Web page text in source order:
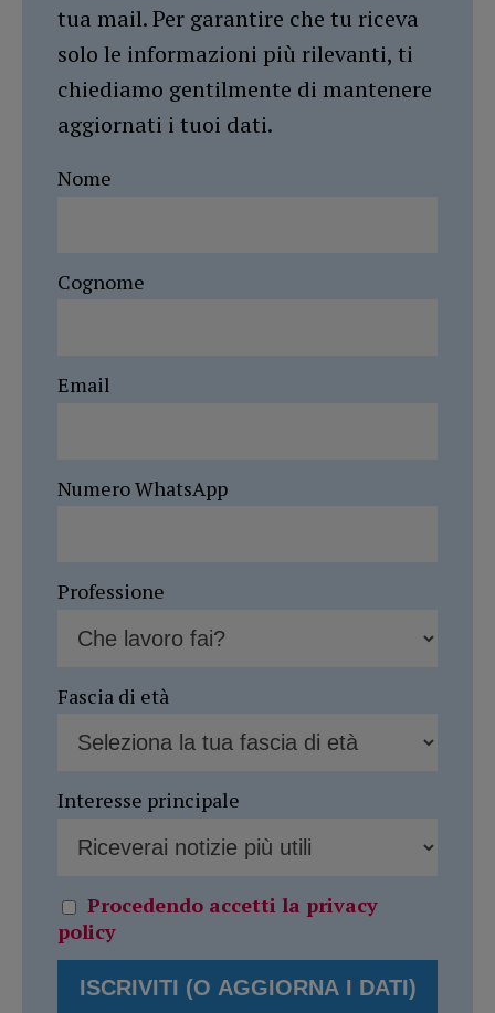
tua mail. Per garantire che tu riceva
solo le informazioni più rilevanti, ti
chiediamo gentilmente di mantenere
aggiornati i tuoi dati.
Nome
Cognome
Email
Numero WhatsApp
Professione
Fascia di età
Interesse principale
Procedendo accetti la privacy
policy